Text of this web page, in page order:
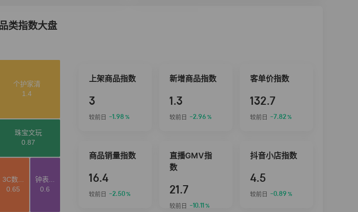
类指数大盘
上架商品指数
3
较前日 -1.98 %
新增商品指数
1.3
较前日 -2.96 %
客单价指数
132.7
较前日 -7.82%
商品销量指数
16.4
较前日 -2.50%
直播GMV指
数
21.7
较前日 -10.11 %
抖音小店指数
4.5
较前日 -0.89 %